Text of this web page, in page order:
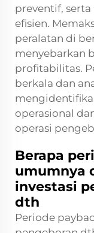
preventif,
efisien.
peralatan di
menyebarkan
profitabilitas.
berkala dan
operasional
operasi
Berapa
umumnya
investasi
dth
Periode